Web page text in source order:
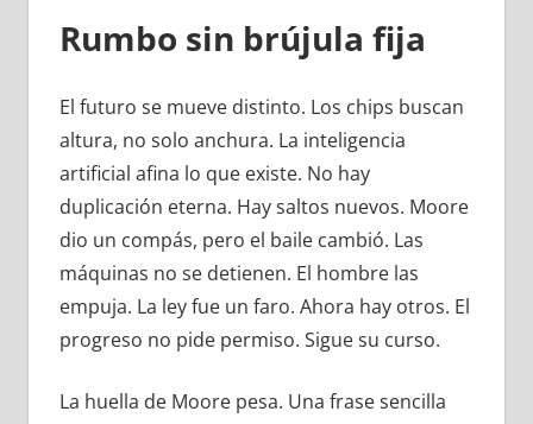
Rumbo sin brújula fija
El futuro se mueve distinto. Los chips buscan
altura, no solo anchura. La inteligencia
artificial afina lo que existe. No hay
duplicación eterna. Hay saltos nuevos. Moore
dio un compás, pero el baile cambió. Las
máquinas no se detienen. El hombre las
empuja. La ley fue un faro. Ahora hay otros. El
progreso no pide permiso. Sigue su curso.
La huella de Moore pesa. Una frase sencilla